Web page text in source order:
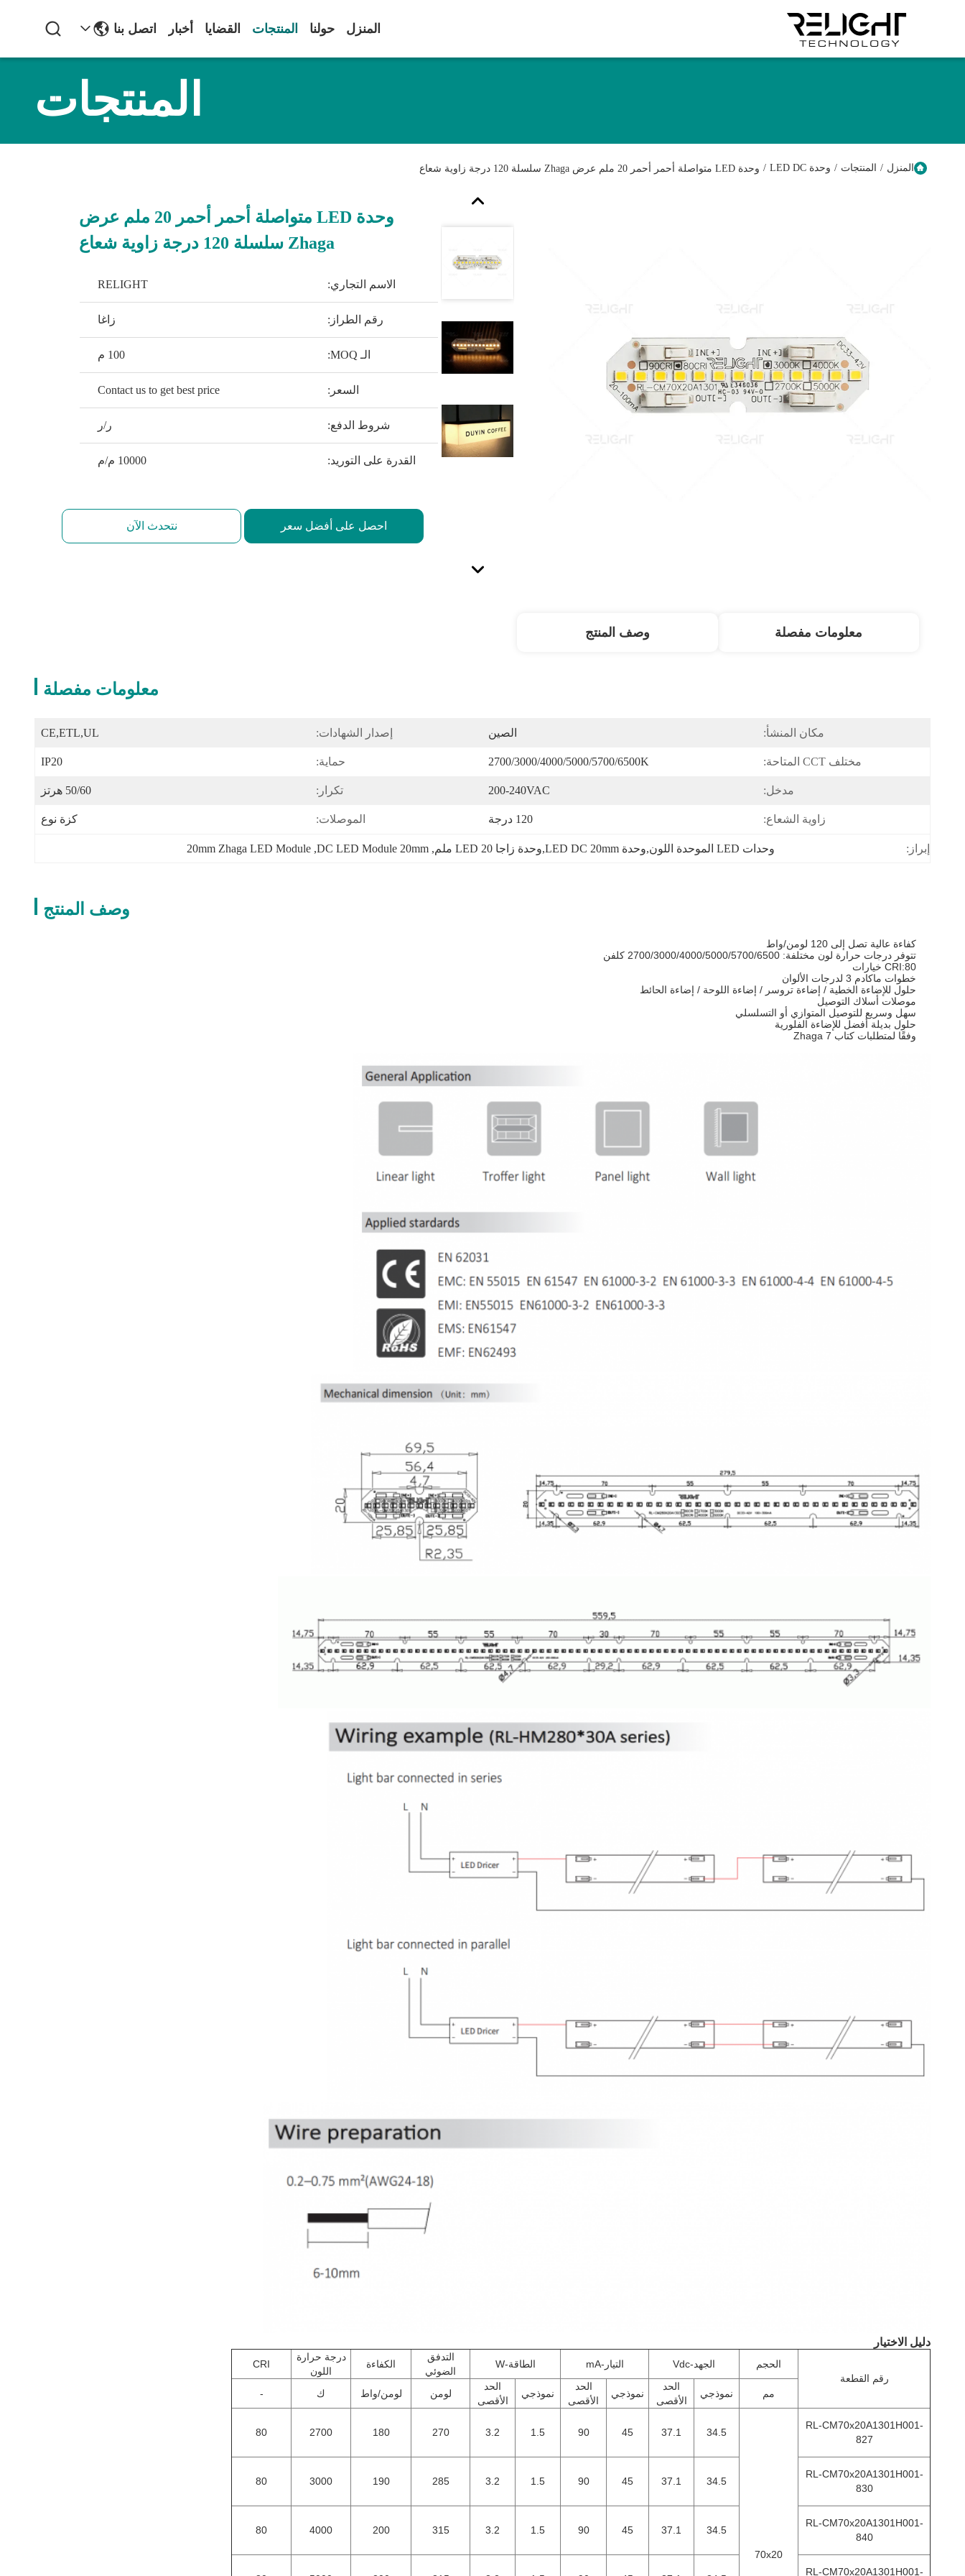
المنزل حولنا المنتجات القضايا أخبار اتصل بنا
المنتجات
المنزل / المنتجات / وحدة LED DC / وحدة LED متواصلة أحمر أحمر 20 ملم عرض Zhaga سلسلة 120 درجة زاوية شعاع
وحدة LED متواصلة أحمر أحمر 20 ملم عرض
Zhaga سلسلة 120 درجة زاوية شعاع
الاسم التجاري: RELIGHT
رقم الطراز: زاغا
الـ MOQ: 100 م
السعر: Contact us to get best price
شروط الدفع: ر/ر
القدرة على التوريد: 10000 م/م
احصل على أفضل سعر نتحدث الآن
معلومات مفصلة وصف المنتج
معلومات مفصلة
مكان المنشأ: الصين إصدار الشهادات: CE,ETL,UL
مختلف CCT المتاحة: 2700/3000/4000/5000/5700/6500K حماية: IP20
مدخل: 200-240VAC تكرار: 50/60 هرتز
زاوية الشعاع: 120 درجة الموصلات: كزة نوع
إبراز: وحدات LED الموحدة اللون,وحدة LED DC 20mm,وحدة زاجا LED 20 ملم ,
DC LED Module 20mm
,
20mm Zhaga LED Module
وصف المنتج
كفاءة عالية تصل إلى 120 لومن/واط
تتوفر درجات حرارة لون مختلفة: 2700/3000/4000/5000/5700/6500 كلفن
CRI:80 خيارات
خطوات ماكادم 3 لدرجات الألوان
حلول للإضاءة الخطية / إضاءة تروسر / إضاءة اللوحة / إضاءة الحائط
موصلات أسلاك التوصيل
سهل وسريع للتوصيل المتوازي أو التسلسلي
حلول بديلة أفضل للإضاءة الفلورية
وفقًا لمتطلبات كتاب Zhaga 7
دليل الاختيار
رقم القطعة
الحجم الجهد-Vdc التيار-mA الطاقة-W
التدفق
الضوئي
الكفاءة
درجة حرارة
اللون
CRI
مم نموذجي
الحد
الأقصى
نموذجي
الحد
الأقصى
نموذجي
الحد
الأقصى
لومن لومن/واط ك -
RL-CM70x20A1301H001-
827
70x20
34.5
37.1
45
90
1.5
3.2
270
180
2700
80
RL-CM70x20A1301H001-
830
34.5
37.1
45
90
1.5
3.2
285
190
3000
80
RL-CM70x20A1301H001-
840
34.5
37.1
45
90
1.5
3.2
315
200
4000
80
RL-CM70x20A1301H001-